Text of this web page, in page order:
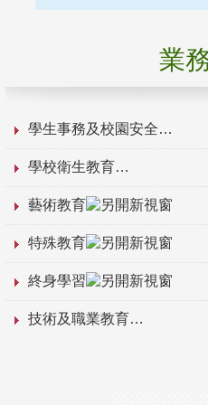
業
學生事務及校園安全
學校衛生教育
藝術教育
特殊教育
終身學習
技術及職業教育